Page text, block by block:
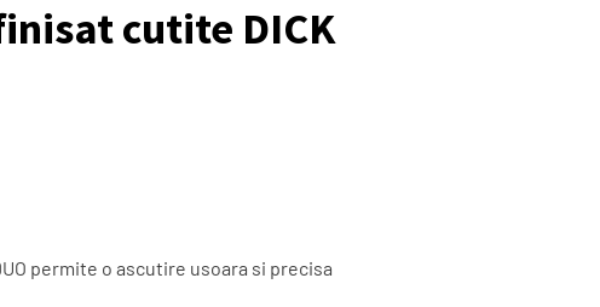
cutite DICK
permite o ascutire usoara si precisa